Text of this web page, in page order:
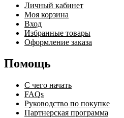
Личный кабинет
Моя корзина
Вход
Избранные товары
Оформление заказа
Помощь
С чего начать
FAQs
Руководство по покупке
Партнерская программа